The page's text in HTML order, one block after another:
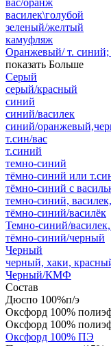
василек\голубой
зеленый/желтый
камуфляж
Оранжевый/ т.
показать Больше
Серый
серый/красный
синий
синий/василек
синий/
т.син/вас
т.синий
темно-синий
тёмно-синий или
тёмно-синий с
темно-синий,
тёмно-синий/василёк
Темно-синий/
тёмно-синий/черный
Черный
черный, хаки,
Черный/КМФ
Состав
Дюспо 100%п/э
Оксфорд 100%
Оксфорд 100%
Оксфорд 100% ПЭ